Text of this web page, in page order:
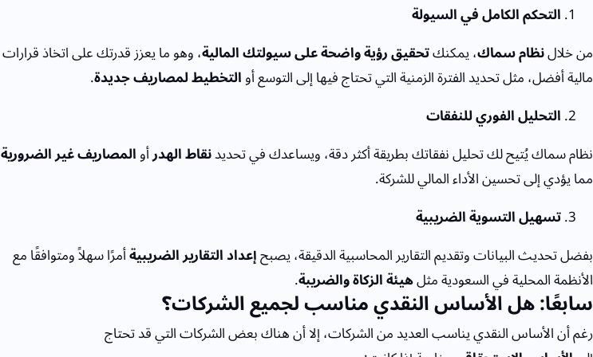
التحكم الكامل في السيولة
من خلالنظام سماك، يمكنكتحقيق رؤية واضحة على سيولتك المالية، وهو ما يعزز قدرتك على اتخاذ قرارات
مالية أفضل، مثل تحديد الفترة الزمنية التي تحتاج فيها إلى التوسع أوالتخطيط لمصاريف جديدة.
التحليل الفوري للنفقات
نظام سماك يُتيح لك تحليل نفقاتك بطريقة أكثر دقة، ويساعدك في تحديدنقاط الهدرأوالمصاريف غير الضرورية
مما يؤدي إلى تحسين الأداء المالي للشركة.
تسهيل التسوية الضريبية
بفضل تحديث البيانات وتقديم التقارير المحاسبية الدقيقة، يصبحإعداد التقارير الضريبيةأمرًا سهلاً ومتوافقًا مع
الأنظمة المحلية في السعودية مثلهيئة الزكاة والضريبة.
سابعًا: هل الأساس النقدي مناسب لجميع الشركات؟
رغم أن الأساس النقدي يناسب العديد من الشركات، إلا أن هناك بعض الشركات التي قد تحتاج